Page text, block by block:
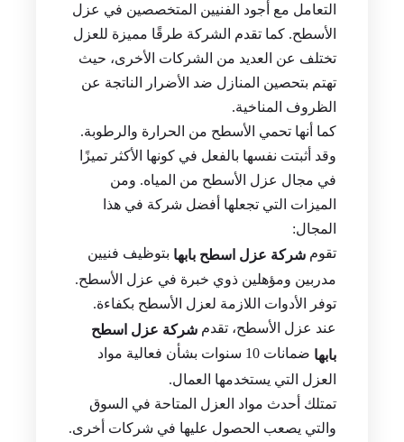
التعامل مع أجود الفنيين المتخصصين في عزل
الأسطح. كما تقدم الشركة طرقًا مميزة للعزل
تختلف عن العديد من الشركات الأخرى، حيث
تهتم بتحصين المنازل ضد الأضرار الناتجة عن
الظروف المناخية.
كما أنها تحمي الأسطح من الحرارة والرطوبة.
وقد أثبتت نفسها بالفعل في كونها الأكثر تميزًا
في مجال عزل الأسطح من المياه. ومن
الميزات التي تجعلها أفضل شركة في هذا
المجال:
تقوم شركة عزل اسطح بابها بتوظيف فنيين
مدربين ومؤهلين ذوي خبرة في عزل الأسطح.
توفر الأدوات اللازمة لعزل الأسطح بكفاءة.
عند عزل الأسطح، تقدم شركة عزل اسطح
بابها
ضمانات 10 سنوات بشأن فعالية مواد
العزل التي يستخدمها العمال.
تمتلك أحدث مواد العزل المتاحة في السوق
والتي يصعب الحصول عليها في شركات أخرى.